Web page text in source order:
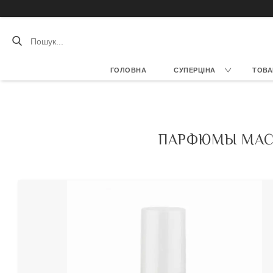
ГОЛОВНА СУПЕРЦІНА
ПАРФЮМЫ